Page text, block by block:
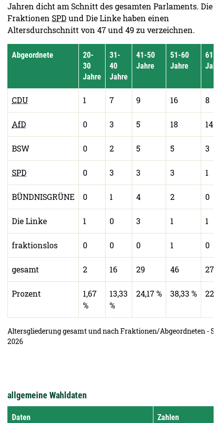
Jahren dicht am Schnitt des gesamten Parlaments. Die
Fraktionen SPD und Die Linke haben einen
Altersdurchschnitt von 47 und 49 zu verzeichnen.
Altersgliederung gesamt und nach Fraktionen/Abgeordneten -
2026
Abgeordnete
20-
30
Jahre
31-
40
Jahre
41-50
Jahre
51-60
Jahre
61-
CDU 1 7 9 16 8
AfD 0 3 5 18 14
BSW 0 2 5 5 3
SPD 0 3 3 3 1
BÜNDNISGRÜNE 0 1 4 2 0
Die Linke 1 0 3 1 1
fraktionslos 0 0 0 1 0
gesamt 2 16 29 46 27
Prozent
1,67
%
13,33
%
24,17 % 38,33 %
allgemeine Wahldaten
Daten Zahlen